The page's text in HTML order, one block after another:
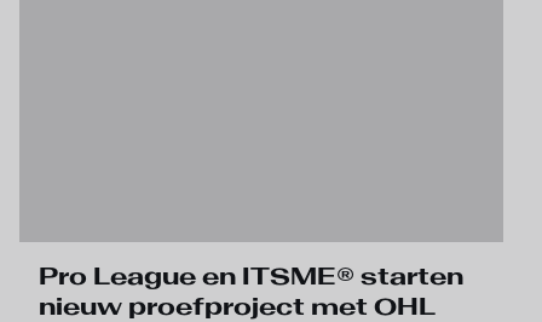
Pro League en ITSME® starten
nieuw proefproject met OHL